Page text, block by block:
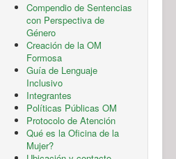
Compendio de Sentencias
con Perspectiva de
Género
Creación de la OM
Formosa
Guía de Lenguaje
Inclusivo
Integrantes
Políticas Públicas OM
Protocolo de Atención
Qué es la Oficina de la
Mujer?